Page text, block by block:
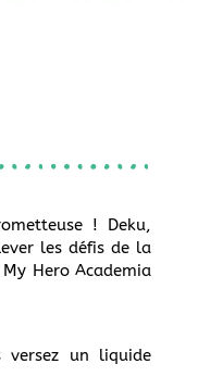
! Deku,
les défis de la
Hero Academia
versez un liquide